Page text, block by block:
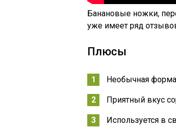
Банановые ножки,
уже имеет ряд
Плюсы
Необычная форма
Приятный вкус
Используется в